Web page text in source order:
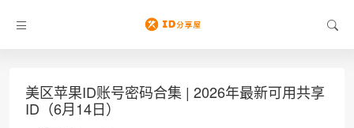
美区苹果ID账号密码合集 | 2026年最新可用共享
ID（6月14日）